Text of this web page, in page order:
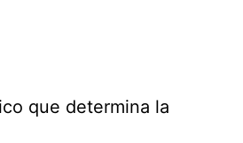
que determina la